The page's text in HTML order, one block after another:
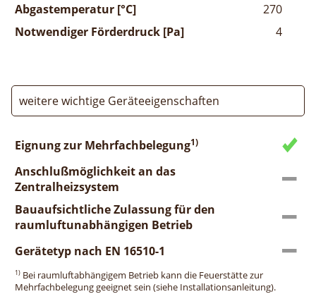
Abgastemperatur [°C]
270
Notwendiger Förderdruck [Pa]
4
weitere wichtige Geräteeigenschaften
Eignung zur Mehrfachbelegung1)
Anschlußmöglichkeit an das
Zentralheizsystem
Bauaufsichtliche Zulassung für den
raumluftunabhängigen Betrieb
Gerätetyp nach EN 16510-1
1) Bei raumluftabhängigem Betrieb kann die Feuerstätte zur
Mehrfachbelegung geeignet sein (siehe Installationsanleitung).